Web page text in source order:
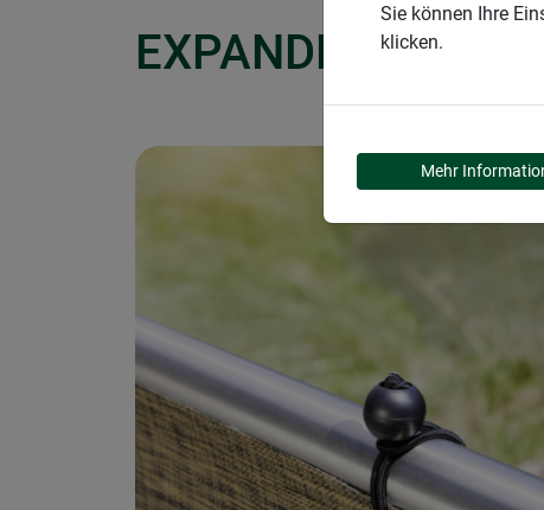
EXPANDER-
Sie können Ihre
klicken.
Mehr